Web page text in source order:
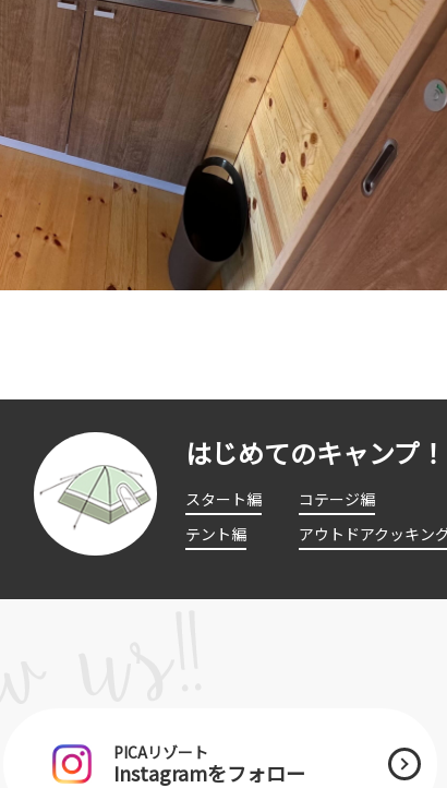
はじめてのキャンプ！
スタート編
コテージ編
テント編
アウトドアクッキン
PICAリゾート
Instagramをフォロー